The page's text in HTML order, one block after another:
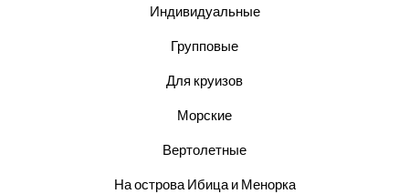
Индивидуальные
Групповые
Для круизов
Морские
Вертолетные
На острова Ибица и Менорка